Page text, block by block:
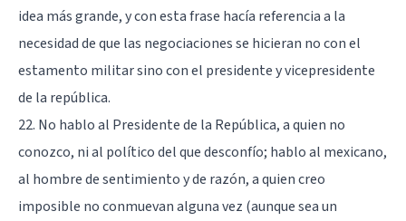
idea más grande, y con esta frase hacía referencia a la
necesidad de que las negociaciones se hicieran no con el
estamento militar sino con el presidente y vicepresidente
de la república.
22. No hablo al Presidente de la República, a quien no
conozco, ni al político del que desconfío; hablo al mexicano,
al hombre de sentimiento y de razón, a quien creo
imposible no conmuevan alguna vez (aunque sea un